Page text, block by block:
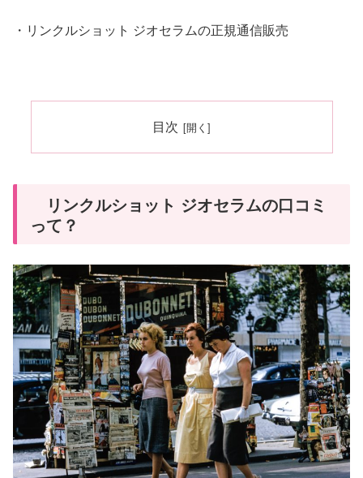
・リンクルショット ジオセラムの正規通信販売
目次
リンクルショット ジオセラムの口コミ
って？